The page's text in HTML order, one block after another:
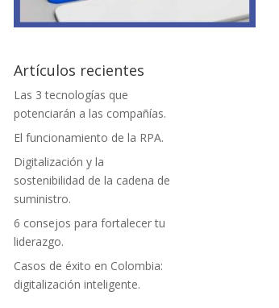
Artículos recientes
Las 3 tecnologías que
potenciarán a las compañías.
El funcionamiento de la RPA.
Digitalización y la
sostenibilidad de la cadena de
suministro.
6 consejos para fortalecer tu
liderazgo.
Casos de éxito en Colombia:
digitalización inteligente.